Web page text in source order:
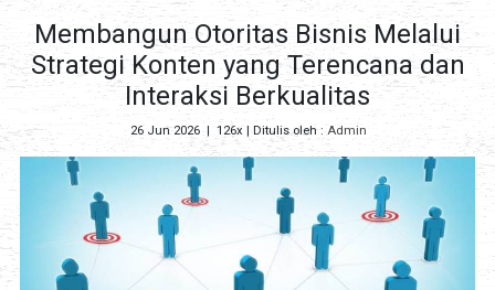
Membangun Otoritas Bisnis Melalui
Strategi Konten yang Terencana dan
Interaksi Berkualitas
26 Jun 2026 126x | Ditulis oleh :Admin